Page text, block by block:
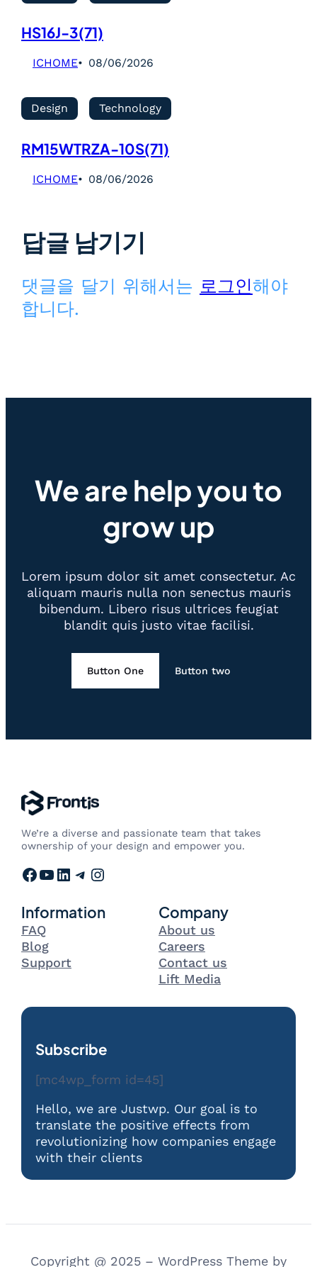
HS16J-3(71)
ICHOME 08/06/2026
Design Technology
RM15WTRZA-10S(71)
ICHOME 08/06/2026
답글 남기기
댓글을 달기 위해서는 로그인해야
합니다.
We are help you to
grow up
Lorem ipsum dolor sit amet consectetur. Ac
aliquam mauris nulla non senectus mauris
bibendum. Libero risus ultrices feugiat
blandit quis justo vitae facilisi.
Button One Button two
We’re a diverse and passionate team that takes
ownership of your design and empower you.
Facebook YouTube LinkedIn Telegram Instagram
Information
FAQ
Blog
Support
Company
About us
Careers
Contact us
Lift Media
Subscribe
[mc4wp_form id=45]
Hello, we are Justwp. Our goal is to
translate the positive effects from
revolutionizing how companies engage
with their clients
Copyright @ 2025 – WordPress Theme by